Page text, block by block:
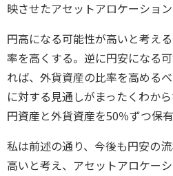
映させたアセットアロケーション
円高になる可能性が高いと考え
率を高くする。逆に円安になる
れば、外貨資産の比率を高める
に対する見通しがまったくわか
円資産と外貨資産を50％ずつ保
私は前述の通り、今後も円安の
高いと考え、アセットアロケー